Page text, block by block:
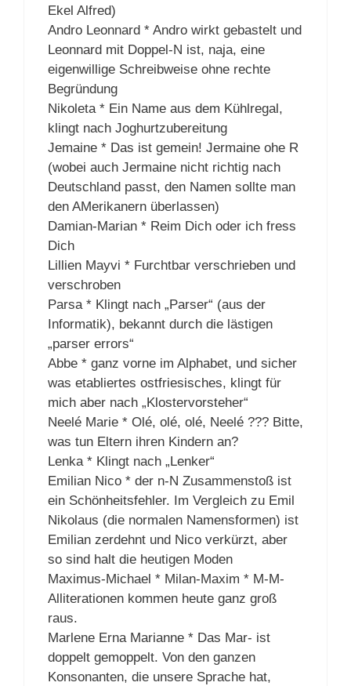
Ekel Alfred)
Andro Leonnard * Andro wirkt gebastelt und
Leonnard mit Doppel-N ist, naja, eine
eigenwillige Schreibweise ohne rechte
Begründung
Nikoleta * Ein Name aus dem Kühlregal,
klingt nach Joghurtzubereitung
Jemaine * Das ist gemein! Jermaine ohe R
(wobei auch Jermaine nicht richtig nach
Deutschland passt, den Namen sollte man
den AMerikanern überlassen)
Damian-Marian * Reim Dich oder ich fress
Dich
Lillien Mayvi * Furchtbar verschrieben und
verschroben
Parsa * Klingt nach „Parser“ (aus der
Informatik), bekannt durch die lästigen
„parser errors“
Abbe * ganz vorne im Alphabet, und sicher
was etabliertes ostfriesisches, klingt für
mich aber nach „Klostervorsteher“
Neelé Marie * Olé, olé, olé, Neelé ??? Bitte,
was tun Eltern ihren Kindern an?
Lenka * Klingt nach „Lenker“
Emilian Nico * der n-N Zusammenstoß ist
ein Schönheitsfehler. Im Vergleich zu Emil
Nikolaus (die normalen Namensformen) ist
Emilian zerdehnt und Nico verkürzt, aber
so sind halt die heutigen Moden
Maximus-Michael * Milan-Maxim * M-M-
Alliterationen kommen heute ganz groß
raus.
Marlene Erna Marianne * Das Mar- ist
doppelt gemoppelt. Von den ganzen
Konsonanten, die unsere Sprache hat,